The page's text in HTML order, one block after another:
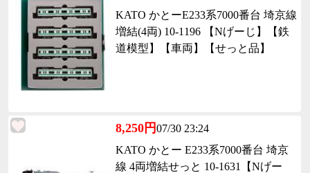
KATO かとーE233系7000番台 埼京線
増結(4両) 10-1196 【Nげーじ】【鉄
道模型】【車両】【せっと品】
8,250円07/30 23:24
KATO かとー E233系7000番台 埼京
線 4両増結せっと 10-1631【Nげー